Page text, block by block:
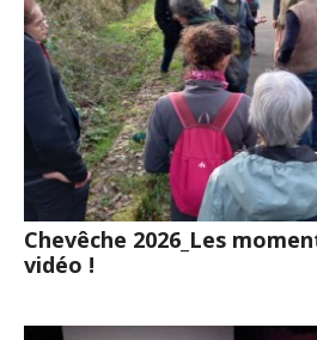
Chevêche 2026_Les
vidéo !